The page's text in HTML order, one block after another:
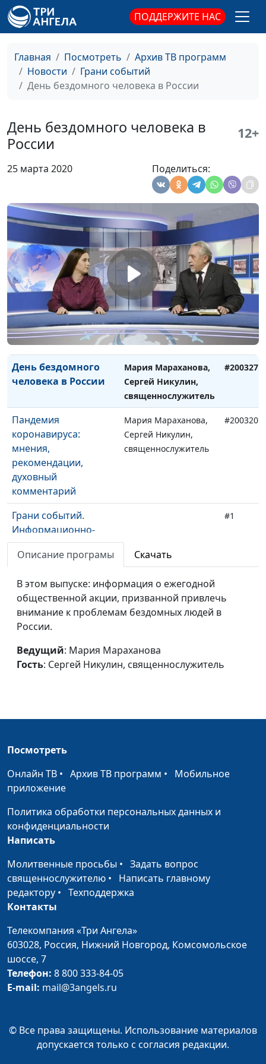
ПОДДЕРЖИТЕ НАС
Главная Посмотреть
Архив ТВ программ
Новости
Грани событий
День бездомного человека в России
День бездомного человека в
России
12+
25 марта 2020 Поделиться:
75 лет Победе:
незабываемый
Мария Мараханова,
Сергей Никулин,
#200515
Волонтерский проект
«Мы вместе»
Мария Мараханова,
Сергей Никулин,
Волонтерская
деятельность в
самоизоляции
Мария Мараханова,
#200424
самоизоляции
Мария Мараханова,
священнослужитель
#200417
Самоизоляция -
время для
построения
отношений
Мария Мараханова,
Сергей Никулин,
священнослужитель
#200410
Всемирный день
здоровья
Мария Мараханова,
Сергей Никулин,
священнослужитель
#200403
День бездомного
человека в России
Мария Мараханова,
Сергей Никулин,
священнослужитель
#200327
Пандемия
коронавируса:
мнения,
рекомендации,
духовный
комментарий
Мария Мараханова,
Сергей Никулин,
священнослужитель
#200320
Грани событий.
Информационно-
аналитическая
программа на
Ангела»
#1
Описание програмы Скачать
В этом выпуске: информация о ежегодной
общественной акции, призванной привлечь
внимание к проблемам бездомных людей в
России.
Ведущий: Мария Мараханова
Гость: Сергей Никулин, священнослужитель
Посмотреть
Онлайн ТВ • Архив ТВ программ • Мобильное
приложение
Политика обработки персональных данных и
конфиденциальности
Написать
Молитвенные просьбы • Задать вопрос
священнослужителю • Написать главному
редактору • Техподдержка
Контакты
Телекомпания «Три Ангела»
603028, Россия, Нижний Новгород, Комсомольское
шоссе, 7
Телефон: 8 800 333-84-05
E-mail: mail@3angels.ru
© Все права защищены. Использование материалов
допускается только с согласия редакции.